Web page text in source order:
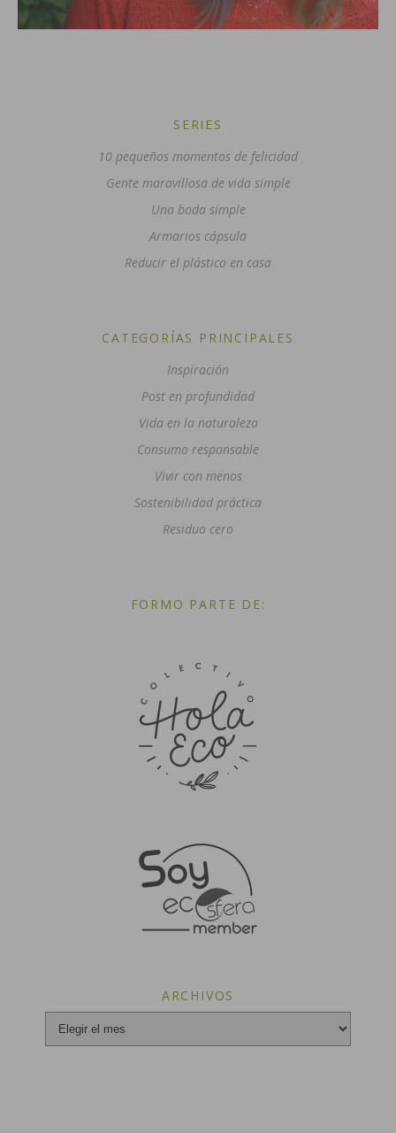
SERIES
10 pequeños momentos de felicidad
Gente maravillosa de vida simple
Una boda simple
Armarios cápsula
Reducir el plástico en casa
CATEGORÍAS PRINCIPALES
Inspiración
Post en profundidad
Vida en la naturaleza
Consumo responsable
Vivir con menos
Sostenibilidad práctica
Residuo cero
FORMO PARTE DE:
ARCHIVOS
Archivos